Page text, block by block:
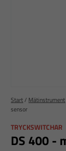
Start/ Mätinstrument
sensor
TRYCKSWITCHAR
DS 400 -